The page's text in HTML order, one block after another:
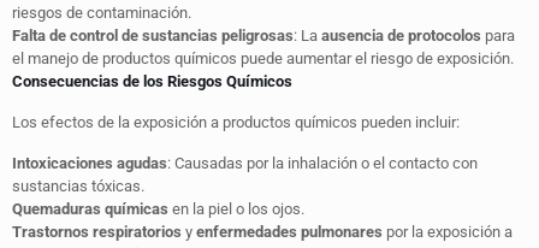
riesgos de contaminación.
Falta de control de sustancias peligrosas: La ausencia de protocolos para
el manejo de productos químicos puede aumentar el riesgo de exposición.
Consecuencias de los Riesgos Químicos
Los efectos de la exposición a productos químicos pueden incluir:
Intoxicaciones agudas: Causadas por la inhalación o el contacto con
sustancias tóxicas.
Quemaduras químicas en la piel o los ojos.
Trastornos respiratorios y enfermedades pulmonares por la exposición a